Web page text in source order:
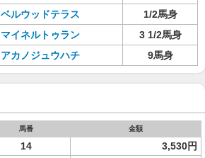
ベルウッドテラス
1/2馬身
マイネルトゥラン
3 1/2馬身
アカノジュウハチ 9馬身
馬番 金額
14 3,530円